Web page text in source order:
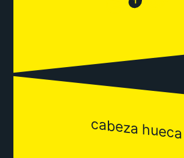
cabeza hueca